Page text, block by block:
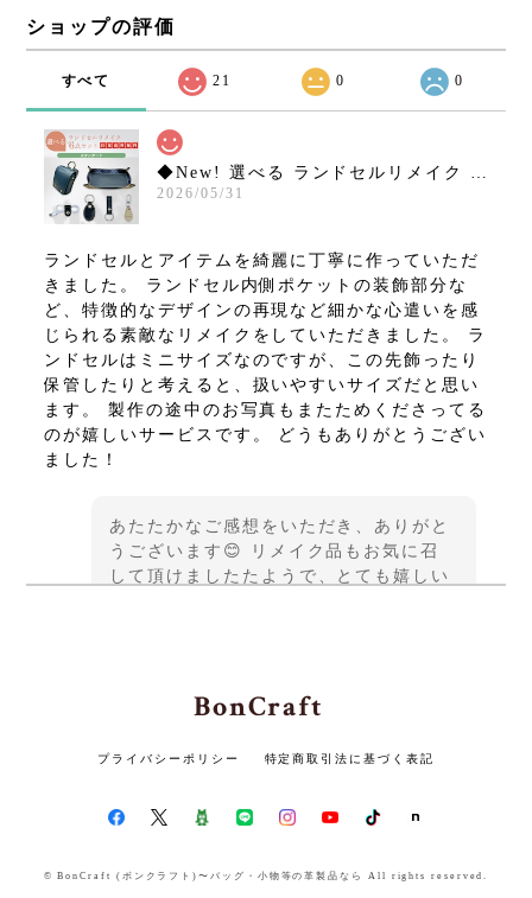
ショップの評価
すべて 21 0 0
◆New! 選べる ランドセルリメイク 6点セット ミニランドセル など【スタンダードコース】15,800円 往復送料無料！
2026/05/31
ランドセルとアイテムを綺麗に丁寧に作っていただ
きました。 ランドセル内側ポケットの装飾部分な
ど、特徴的なデザインの再現など細かな心遣いを感
じられる素敵なリメイクをしていただきました。 ラ
ンドセルはミニサイズなのですが、この先飾ったり
保管したりと考えると、扱いやすいサイズだと思い
ます。 製作の途中のお写真もまたためくださってる
のが嬉しいサービスです。 どうもありがとうござい
ました！
あたたかなご感想をいただき、ありがと
うございます😊 リメイク品もお気に召
して頂けましたたようで、とても嬉しい
2026/05/14
素敵な3点に仕上げて頂きありがとうございます。
BonCraft
プライバシーポリシー 特定商取引法に基づく表記
© BonCraft (ボンクラフト)〜バッグ・小物等の革製品なら All rights reserved.